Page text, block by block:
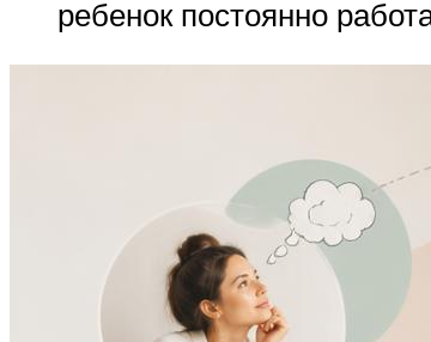
ребенок постоянно